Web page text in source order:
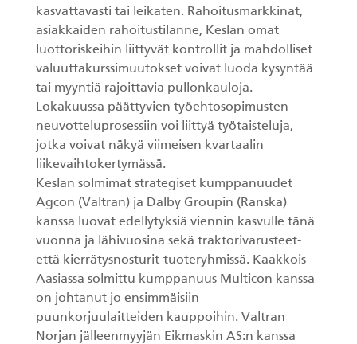
kasvattavasti tai leikaten. Rahoitusmarkkinat,
asiakkaiden rahoitustilanne, Keslan omat
luottoriskeihin liittyvät kontrollit ja mahdolliset
valuuttakurssimuutokset voivat luoda kysyntää
tai myyntiä rajoittavia pullonkauloja.
Lokakuussa päättyvien työehtosopimusten
neuvotteluprosessiin voi liittyä työtaisteluja,
jotka voivat näkyä viimeisen kvartaalin
liikevaihtokertymässä.
Keslan solmimat strategiset kumppanuudet
Agcon (Valtran) ja Dalby Groupin (Ranska)
kanssa luovat edellytyksiä viennin kasvulle tänä
vuonna ja lähivuosina sekä traktorivarusteet-
että kierrätysnosturit-tuoteryhmissä. Kaakkois-
Aasiassa solmittu kumppanuus Multicon kanssa
on johtanut jo ensimmäisiin
puunkorjuulaitteiden kauppoihin. Valtran
Norjan jälleenmyyjän Eikmaskin AS:n kanssa